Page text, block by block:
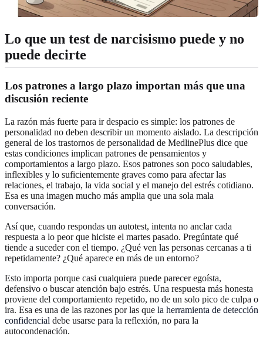
Lo que un test de narcisismo puede y no
puede decirte
Los patrones a largo plazo importan más que una
discusión reciente
La razón más fuerte para ir despacio es simple: los patrones de
personalidad no deben describir un momento aislado. La descripción
general de los trastornos de personalidad de MedlinePlus dice que
estas condiciones implican patrones de pensamientos y
comportamientos a largo plazo. Esos patrones son poco saludables,
inflexibles y lo suficientemente graves como para afectar las
relaciones, el trabajo, la vida social y el manejo del estrés cotidiano.
Esa es una imagen mucho más amplia que una sola mala
conversación.
Así que, cuando respondas un autotest, intenta no anclar cada
respuesta a lo peor que hiciste el martes pasado. Pregúntate qué
tiende a suceder con el tiempo. ¿Qué ven las personas cercanas a ti
repetidamente? ¿Qué aparece en más de un entorno?
Esto importa porque casi cualquiera puede parecer egoísta,
defensivo o buscar atención bajo estrés. Una respuesta más honesta
proviene del comportamiento repetido, no de un solo pico de culpa o
ira. Esa es una de las razones por las que la herramienta de detección
confidencial debe usarse para la reflexión, no para la
autocondenación.